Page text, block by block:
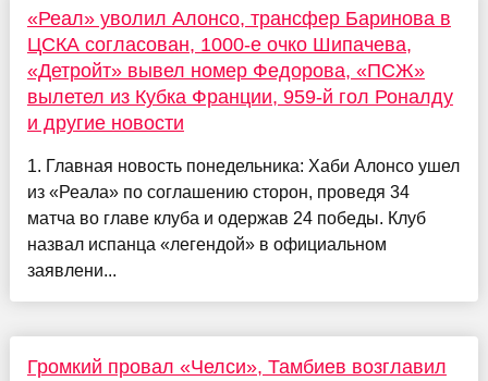
«Реал» уволил Алонсо, трансфер Баринова в
ЦСКА согласован, 1000-е очко Шипачева,
«Детройт» вывел номер Федорова, «ПСЖ»
вылетел из Кубка Франции, 959-й гол Роналду
и другие новости
1. Главная новость понедельника: Хаби Алонсо ушел
из «Реала» по соглашению сторон, проведя 34
матча во главе клуба и одержав 24 победы. Клуб
назвал испанца «легендой» в официальном
заявлени...
Громкий провал «Челси», Тамбиев возглавил